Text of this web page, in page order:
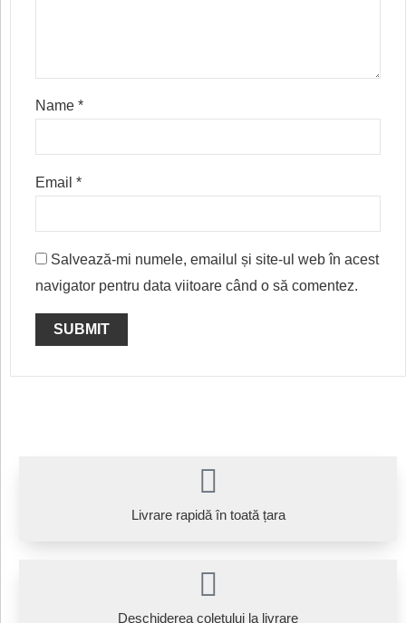
Name *
Email *
Salvează-mi numele, emailul și site-ul web în acest
navigator pentru data viitoare când o să comentez.
Livrare rapidă în toată țara
Deschiderea coletului la livrare